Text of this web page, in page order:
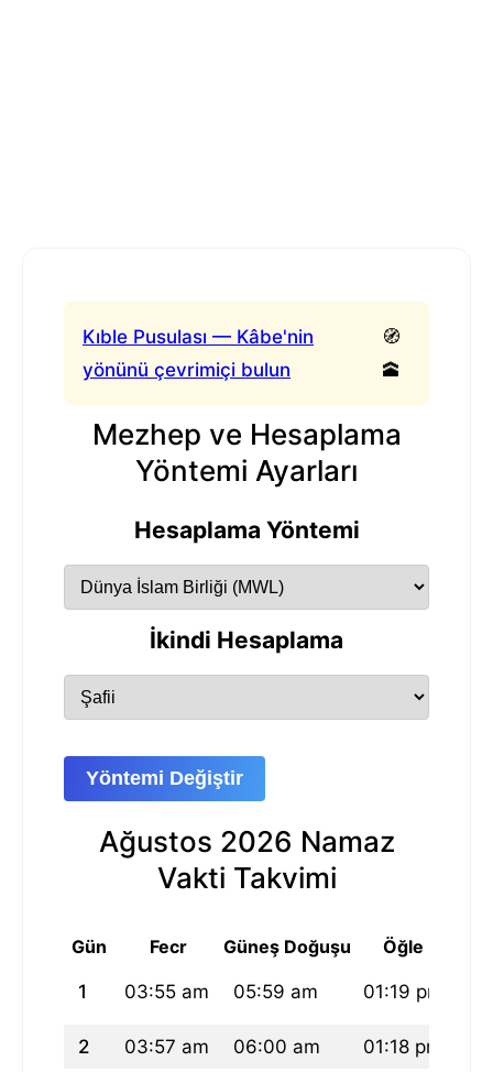
Kıble Pusulası — Kâbe'nin
yönünü çevrimiçi bulun
🧭
🕋
Mezhep ve Hesaplama
Yöntemi Ayarları
Hesaplama Yöntemi
İkindi Hesaplama
Yöntemi Değiştir
Ağustos 2026 Namaz
Vakti Takvimi
Gün Fecr Güneş Doğuşu Öğle
1 03:55 am 05:59 am 01:19 pm
2 03:57 am 06:00 am 01:18 pm